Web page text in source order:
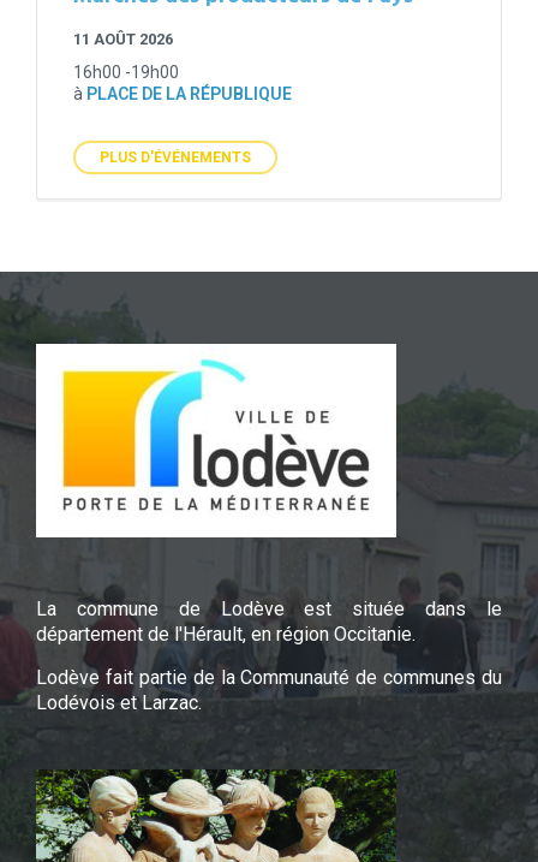
11 AOÛT 2026
16h00 -19h00
à PLACE DE LA RÉPUBLIQUE
PLUS D'ÉVÉNEMENTS
La commune de Lodève est située dans le
département de l'Hérault, en région Occitanie.
Lodève fait partie de la Communauté de communes du
Lodévois et Larzac.